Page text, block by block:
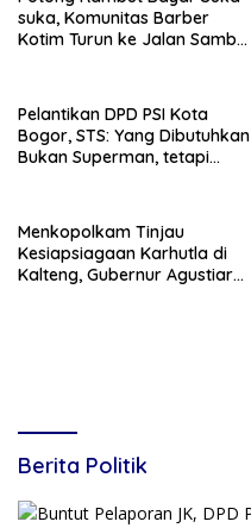
suka, Komunitas Barber
Kotim Turun ke Jalan Sambut
Pelantikan DPD PSI Kota
Bogor, STS: Yang Dibutuhkan
Bukan Superman, tetapi
Menkopolkam Tinjau
Kesiapsiagaan Karhutla di
Kalteng, Gubernur Agustiar
Berita Politik